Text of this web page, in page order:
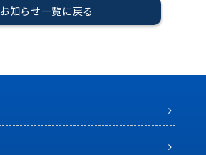
お知らせ一覧に戻る